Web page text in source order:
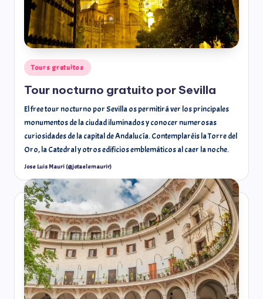
Tours gratuitos
Tour nocturno gratuito por Sevilla
El free tour nocturno por Sevilla os permitirá ver los principales
monumentos de la ciudad iluminados y conocer numerosas
curiosidades de la capital de Andalucía. Contemplaréis la Torre del
Oro, la Catedral y otros edificios emblemáticos al caer la noche.
Jose Luis Mauri (@jotaelemaurir)